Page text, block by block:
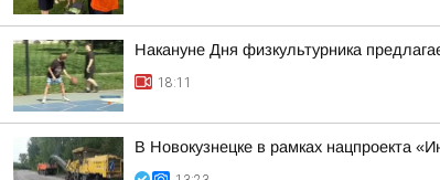
Накануне Дня физкультурника
18:11
В Новокузнецке в рамках нацпроекта